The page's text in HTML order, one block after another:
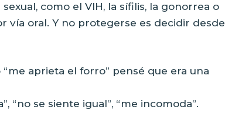
como el VIH, la sífilis, la gonorrea o
vía oral. Y no protegerse es decidir desde
aprieta el forro” pensé que era una
“no se siente igual”, “me incomoda”.